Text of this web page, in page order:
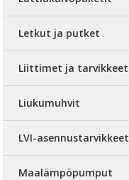
Letkut ja putket
Liittimet ja tarvikkeet
Liukumuhvit
LVI-asennustarvikkeet
Maalämpöpumput